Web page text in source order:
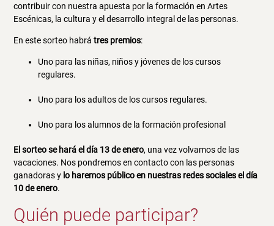
contribuir con nuestra apuesta por la formación en Artes
Escénicas, la cultura y el desarrollo integral de las personas.
En este sorteo habrátres premios:
Uno para las niñas, niños y jóvenes de los cursos
regulares.
Uno para los adultos de los cursos regulares.
Uno para los alumnos de la formación profesional
El sorteo se hará el día 13 de enero, una vez volvamos de las
vacaciones. Nos pondremos en contacto con las personas
ganadoras y lo haremos público en nuestras redes sociales el día
10 de enero.
Quién puede participar?